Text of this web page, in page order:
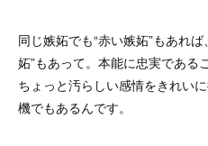
同じ嫉妬でも“赤い嫉妬”もあれ
妬”もあって。本能に忠実である
ちょっと汚らしい感情をきれい
機でもあるんです。